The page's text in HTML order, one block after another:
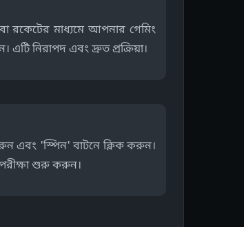
রকেটের মাধ্যমে আপনার গেমিং
নিরাপদ এবং দ্রুত প্রক্রিয়া।
এবং 'স্পিন' বাটনে ক্লিক করুন।
শুরু করুন।